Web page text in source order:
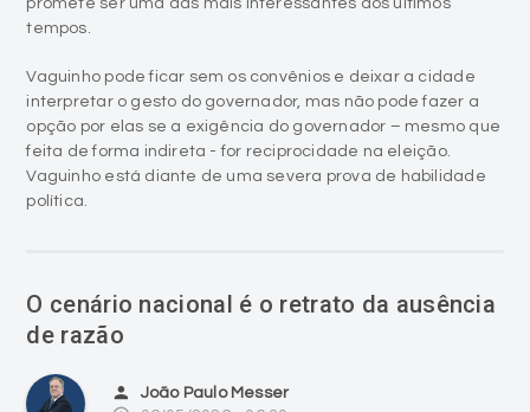
promete ser uma das mais interessantes dos últimos
tempos.
Vaguinho pode ficar sem os convênios e deixar a cidade
interpretar o gesto do governador, mas não pode fazer a
opção por elas se a exigência do governador – mesmo que
feita de forma indireta - for reciprocidade na eleição.
Vaguinho está diante de uma severa prova de habilidade
política.
O cenário nacional é o retrato da ausência
de razão
person João Paulo Messer